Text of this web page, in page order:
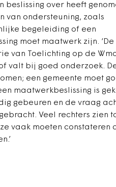
beslissing over heeft
van ondersteuning, zoals
begeleiding of een
moet maatwerk zijn. ‘De
van Toelichting op de
valt bij goed onderzoek.
een gemeente moet
maatwerkbeslissing is
gebeuren en de vraag
Veel rechters zien
vaak moeten constateren